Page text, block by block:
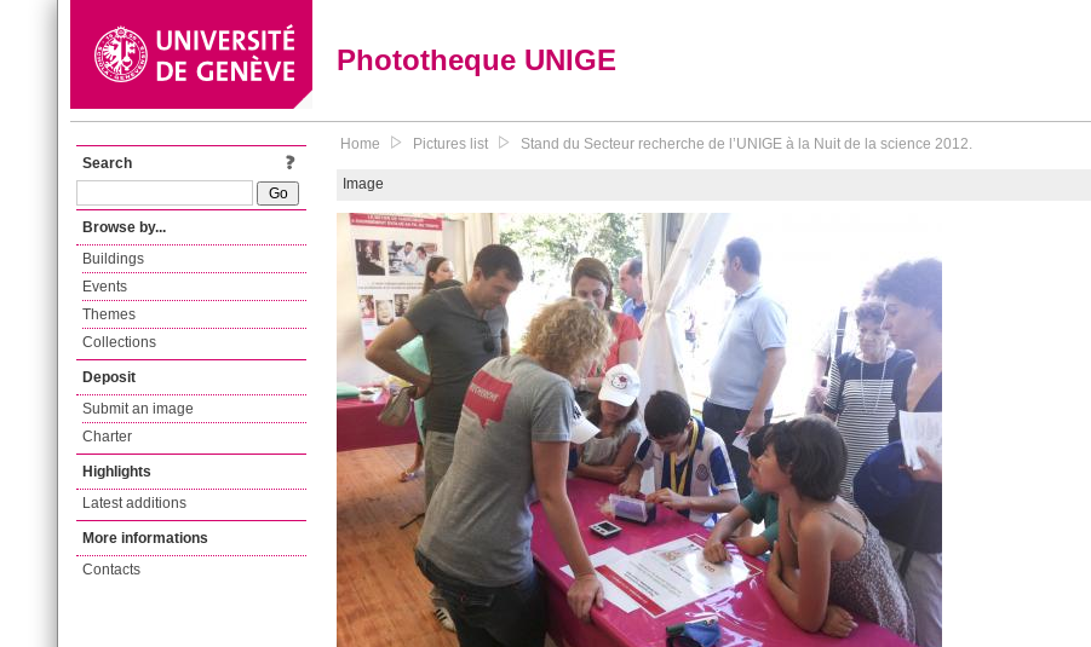
Phototheque UNIGE
Search
Browse by...
Buildings
Events
Themes
Collections
Deposit
Submit an image
Charter
Highlights
Latest additions
More informations
Contacts
Home Pictures list Stand du Secteur recherche de l’UNIGE à la Nuit de la science 2012.
Image